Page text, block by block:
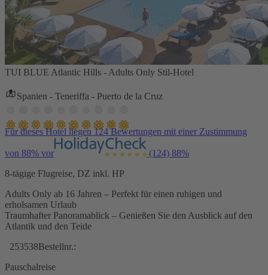
TUI BLUE Atlantic Hills - Adults Only Stil-Hotel
Spanien - Teneriffa - Puerto de la Cruz
Für dieses Hotel liegen 124 Bewertungen mit einer Zustimmung
von 88% vor (124) 88%
8-tägige Flugreise, DZ inkl. HP
Adults Only ab 16 Jahren – Perfekt für einen ruhigen und
erholsamen Urlaub
Traumhafter Panoramablick – Genießen Sie den Ausblick auf den
Atlantik und den Teide
253538Bestellnr.:
Pauschalreise